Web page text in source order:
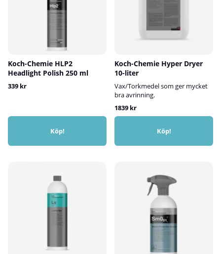
Koch-Chemie HLP2
Headlight Polish 250 ml
339 kr
Köp!
Koch-Chemie Hyper Dryer
10-liter
Vax/Torkmedel som ger mycket
bra avrinning.
1839 kr
Köp!